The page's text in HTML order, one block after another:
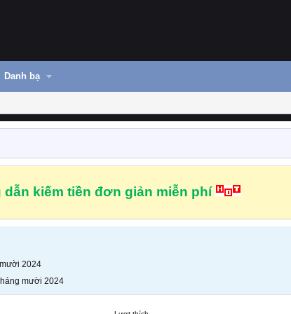
Danh bạ
kiếm tiền đơn giản miễn phí
2024
mười 2024